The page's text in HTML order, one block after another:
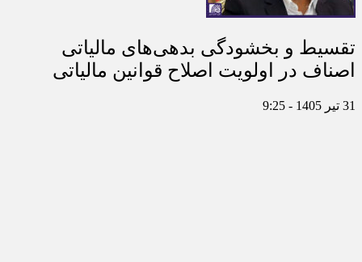
تقسیط و بخشودگی بدهی‌های مالیاتی
اصناف در اولویت اصلاح قوانین مالیاتی
31 تیر 1405 - 9:25